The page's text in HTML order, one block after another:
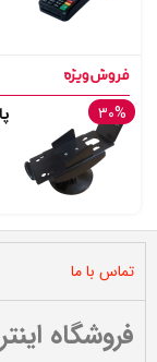
۳۰%
تماس با ما
فروشگاه